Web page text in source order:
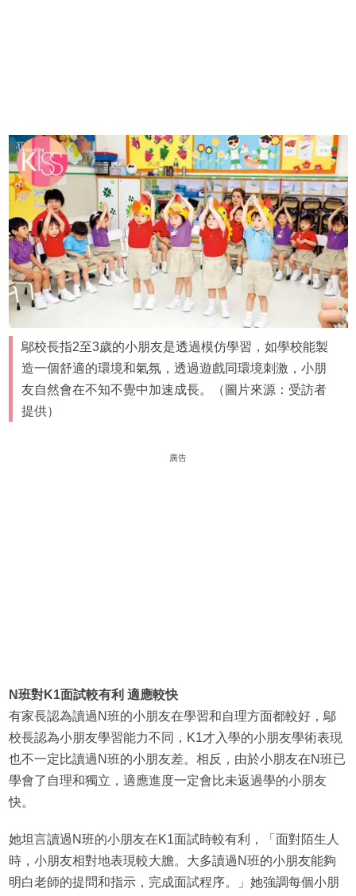
鄔校長指2至3歲的小朋友是透過模仿學習，如學校能製
造一個舒適的環境和氣氛，透過遊戲同環境刺激，小朋
友自然會在不知不覺中加速成長。（圖片來源：受訪者
提供）
廣告
N班對K1面試較有利 適應較快
有家長認為讀過N班的小朋友在學習和自理方面都較好，鄔
校長認為小朋友學習能力不同，K1才入學的小朋友學術表現
也不一定比讀過N班的小朋友差。相反，由於小朋友在N班已
學會了自理和獨立，適應進度一定會比未返過學的小朋友
快。
她坦言讀過N班的小朋友在K1面試時較有利，「面對陌生人
時，小朋友相對地表現較大膽。大多讀過N班的小朋友能夠
明白老師的提問和指示，完成面試程序。」她強調每個小朋